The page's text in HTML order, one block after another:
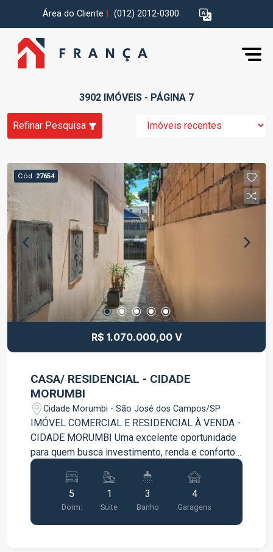
Área do Cliente (012) 2012-0300
3902 IMÓVEIS - PÁGINA 7
Refinar Pesquisa
Cód. 27654
R$ 1.070.000,00 V
CASA/ RESIDENCIAL - CIDADE
MORUMBI
Cidade Morumbi - São José dos Campos/SP
IMÓVEL COMERCIAL E RESIDENCIAL À VENDA -
CIDADE MORUMBI Uma excelente oportunidade
para quem busca investimento, renda e conforto
em um único imóvel! Além disso, possui uma
área residencial completa: Parte dos fundos: Sala
Cozinha Quarto Banheiro Pavimento superior: 4
quartos, sendo 1 suíte Banheiro social no
corredor Copa ampla Sala grande e confortável
5
Dorm.
1
Suite
3
Banho
4
Garagens